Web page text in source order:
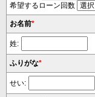
希望するローン回数
お名前*
姓:
ふりがな*
せい: